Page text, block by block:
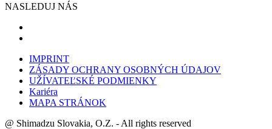
NASLEDUJ NÁS
IMPRINT
ZÁSADY OCHRANY OSOBNÝCH ÚDAJOV
UŽÍVATEĽSKÉ PODMIENKY
Kariéra
MAPA STRÁNOK
@ Shimadzu Slovakia, O.Z. - All rights reserved